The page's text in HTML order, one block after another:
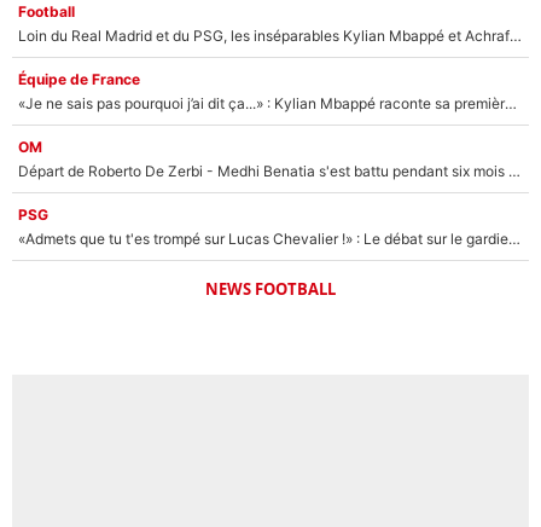
Football
Loin du Real Madrid et du PSG, les inséparables Kylian Mbappé et Achraf Hakimi changent d'équipe le temps d'une journée !
Équipe de France
«Je ne sais pas pourquoi j’ai dit ça...» : Kylian Mbappé raconte sa première rencontre avec Zinédine Zidane (et c’est très drôle)
OM
Départ de Roberto De Zerbi - Medhi Benatia s'est battu pendant six mois pour le retenir à l'OM, le PSG a été le naufrage de trop : «Je pars avec toi»
PSG
«Admets que tu t'es trompé sur Lucas Chevalier !» : Le débat sur le gardien du PSG vire au clash à l'After Foot
NEWS FOOTBALL